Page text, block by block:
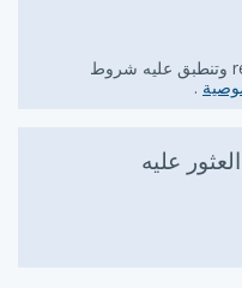
هذا الموقع محمي بواسطة reCAPTCHA وتنطبق عليه شروط
.
عليه